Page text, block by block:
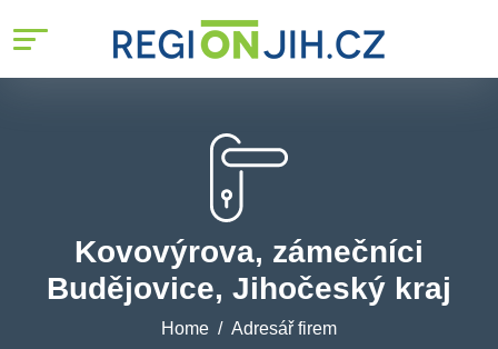
Kovovýrova, zámečníci
Budějovice, Jihočeský kraj
Home Adresář firem